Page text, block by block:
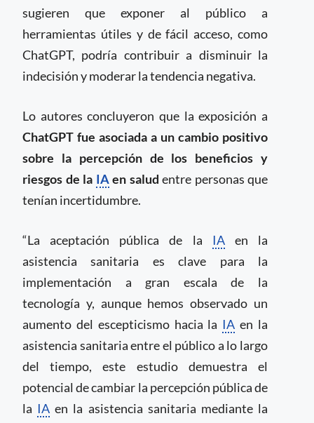
sugieren que exponer al público a
herramientas útiles y de fácil acceso, como
ChatGPT, podría contribuir a disminuir la
indecisión y moderar la tendencia negativa.
Lo autores concluyeron que la exposición a
ChatGPT fue asociada a un cambio positivo
sobre la percepción de los beneficios y
riesgos de la IAen salud entre personas que
tenían incertidumbre.
“La aceptación pública de la IAen la
asistencia sanitaria es clave para la
implementación a gran escala de la
tecnología y, aunque hemos observado un
aumento del escepticismo hacia la IA en la
asistencia sanitaria entre el público a lo largo
del tiempo, este estudio demuestra el
potencial de cambiar la percepción pública de
la IA en la asistencia sanitaria mediante la